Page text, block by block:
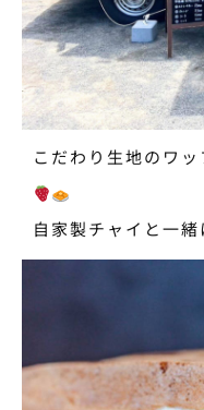
こだわり生地のワ
自家製チャイと一